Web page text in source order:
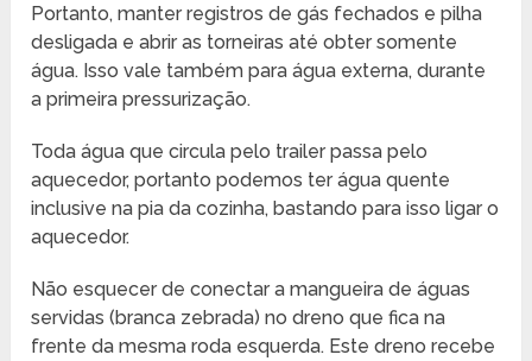
Portanto, manter registros de gás fechados e pilha
desligada e abrir as torneiras até obter somente
água. Isso vale também para água externa, durante
a primeira pressurização.
Toda água que circula pelo trailer passa pelo
aquecedor, portanto podemos ter água quente
inclusive na pia da cozinha, bastando para isso ligar o
aquecedor.
Não esquecer de conectar a mangueira de águas
servidas (branca zebrada) no dreno que fica na
frente da mesma roda esquerda. Este dreno recebe